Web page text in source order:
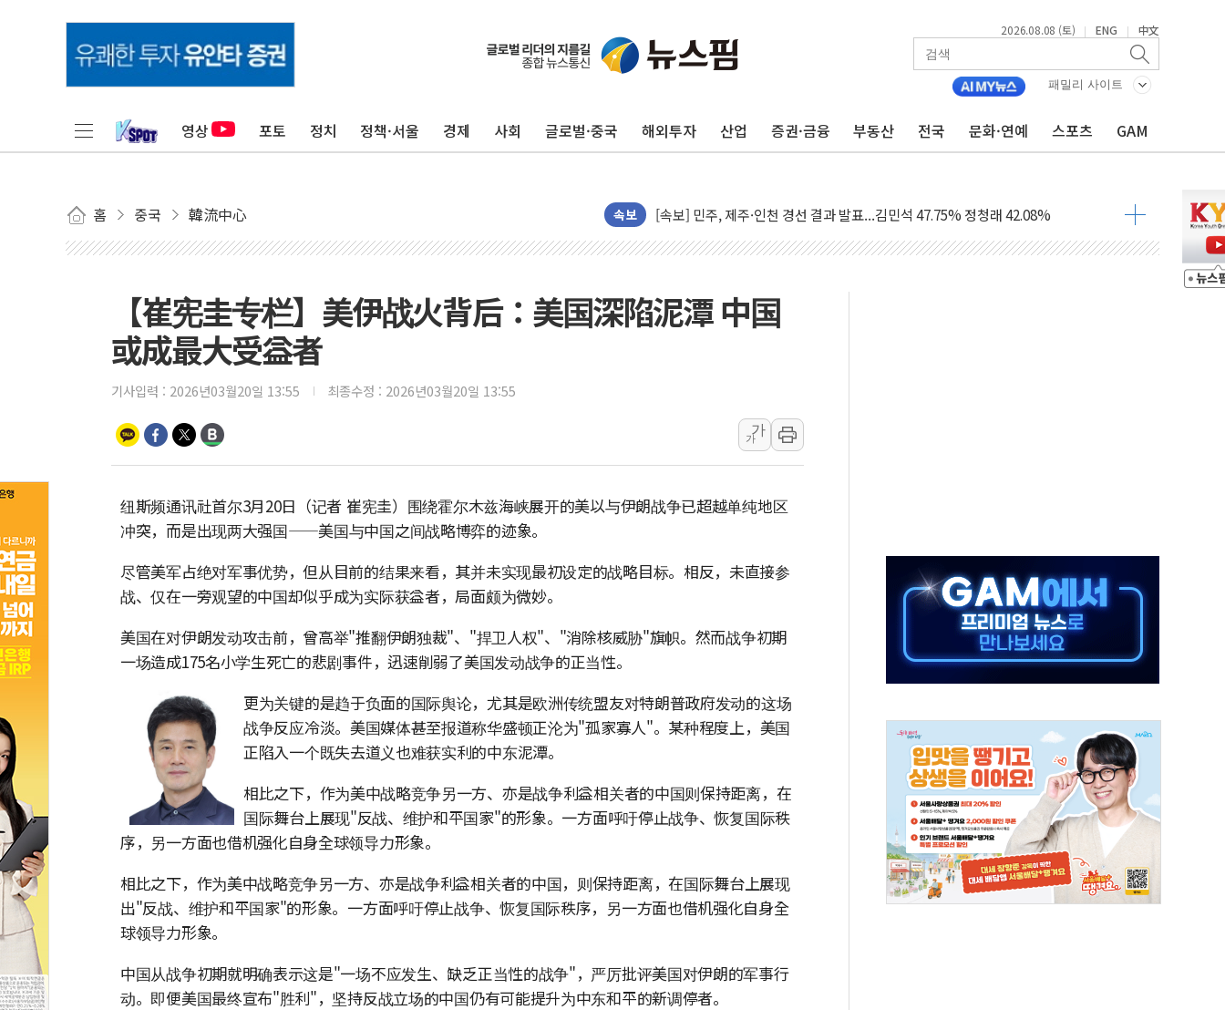
2026.08.08 (토) | ENG | 中文
패밀리 사이트
영상 포토 정치 정책·서울 경제 사회 글로벌·중국 해외투자 산업 증권·금융 부동산 전국 문화·연예 스포츠 GAM
홈 중국 韓流中心 속보
울진·영덕 '호우특보'-포항 '산사태 주의보'...경북도, 호우 피해·통제구간 없어
[종합] 김민석, 정청래에 '0.86%p' 차 재역전 성공...金 45.42% vs 鄭 44.56%
김민석, 2주차 제주·인천 경선서 정청래에 승리...47.75% vs 42.08%
인사하는 김민석 당대표 후보
[속보] 민주, 인천 경선 결과 발표...김민석 45.09% 정청래 43.27% 송영길 11.63%
[속보] 민주, 제주 경선 결과 발표...김민석 52.64% 정청래 39.89% 송영길 7.47%
美, 이란전 출구전략 만지작…공습 한계·탄약 부족 현실화
강릉·동해·삼척 시간당 최대 50㎜ 폭우…강원 동해안 강한 비 이어져
여수 오동도 인근 해상서 모터보트 전복…1명 사망·1명 실종
추미애, '위안부' 피해자 기림의 날 참석..."국제적 시민 연대로 목소리 내야"
인천서 말다툼 중 어머니 흉기 살해 10대 아들 체포
李대통령, ISA 개편 재검토 지시…與 "적극 환영"·野 "졸속 국정"
【崔宪圭专栏】美伊战火背后：美国深陷泥潭 中国
或成最大受益者
기사입력 : 2026년03월20일 13:55 최종수정 : 2026년03월20일 13:55
가
가
纽斯频通讯社首尔3月20日（记者 崔宪圭）围绕霍尔木兹海峡展开的美以与伊朗战争已超越单纯地区
冲突，而是出现两大强国——美国与中国之间战略博弈的迹象。
尽管美军占绝对军事优势，但从目前的结果来看，其并未实现最初设定的战略目标。相反，未直接参
战、仅在一旁观望的中国却似乎成为实际获益者，局面颇为微妙。
美国在对伊朗发动攻击前，曾高举"推翻伊朗独裁"、"捍卫人权"、"消除核威胁"旗帜。然而战争初期
一场造成175名小学生死亡的悲剧事件，迅速削弱了美国发动战争的正当性。
更为关键的是趋于负面的国际舆论，尤其是欧洲传统盟友对特朗普政府发动的这场
战争反应冷淡。美国媒体甚至报道称华盛顿正沦为"孤家寡人"。某种程度上，美国
正陷入一个既失去道义也难获实利的中东泥潭。
相比之下，作为美中战略竞争另一方、亦是战争利益相关者的中国则保持距离，在
国际舞台上展现"反战、维护和平国家"的形象。一方面呼吁停止战争、恢复国际秩
序，另一方面也借机强化自身全球领导力形象。
相比之下，作为美中战略竞争另一方、亦是战争利益相关者的中国，则保持距离，在国际舞台上展现
出"反战、维护和平国家"的形象。一方面呼吁停止战争、恢复国际秩序，另一方面也借机强化自身全
球领导力形象。
中国从战争初期就明确表示这是"一场不应发生、缺乏正当性的战争"，严厉批评美国对伊朗的军事行
动。即便美国最终宣布"胜利"，坚持反战立场的中国仍有可能提升为中东和平的新调停者。